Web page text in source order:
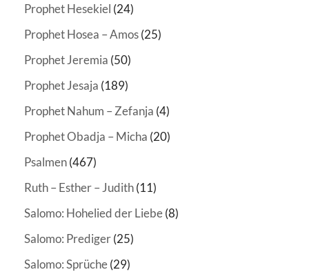
Prophet Hesekiel (24)
Prophet Hosea – Amos(25)
Prophet Jeremia (50)
Prophet Jesaja (189)
Prophet Nahum – Zefanja (4)
Prophet Obadja – Micha (20)
Psalmen(467)
Ruth – Esther – Judith(11)
Salomo: Hohelied der Liebe(8)
Salomo: Prediger(25)
Salomo: Sprüche(29)